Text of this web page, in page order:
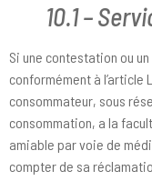
10.1 –
Si une contestation ou
conformément à l’article
consommateur, sous
consommation, a la
amiable par voie de
compter de sa